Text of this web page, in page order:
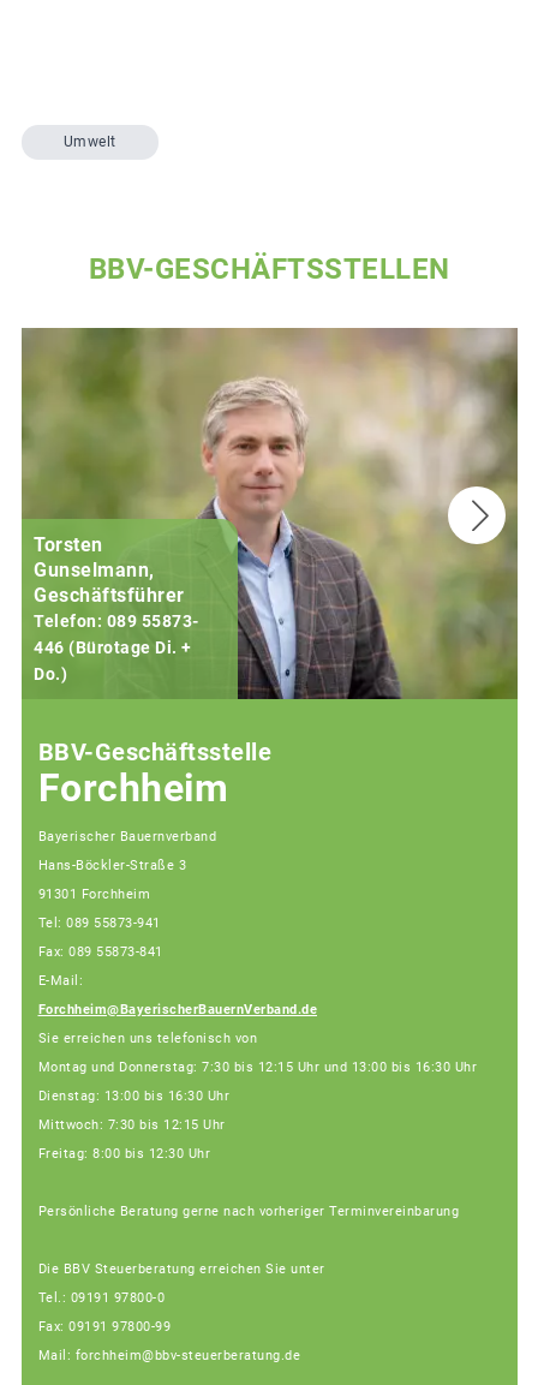
Umwelt
BBV-GESCHÄFTSSTELLEN
Torsten
Gunselmann,
Geschäftsführer
Telefon: 089 55873-
446 (Bürotage Di. +
Do.)
BBV-Geschäftsstelle
Forchheim
Bayerischer Bauernverband
Hans-Böckler-Straße 3
91301 Forchheim
Tel: 089 55873-941
Fax: 089 55873-841
E-Mail:
Forchheim@BayerischerBauernVerband.de
Sie erreichen uns telefonisch von
Montag und Donnerstag: 7:30 bis 12:15 Uhr und 13:00 bis 16:30 Uhr
Dienstag: 13:00 bis 16:30 Uhr
Mittwoch: 7:30 bis 12:15 Uhr
Freitag: 8:00 bis 12:30 Uhr
Persönliche Beratung gerne nach vorheriger Terminvereinbarung
Die BBV Steuerberatung erreichen Sie unter
Tel.: 09191 97800-0
Fax: 09191 97800-99
Mail: forchheim@bbv-steuerberatung.de